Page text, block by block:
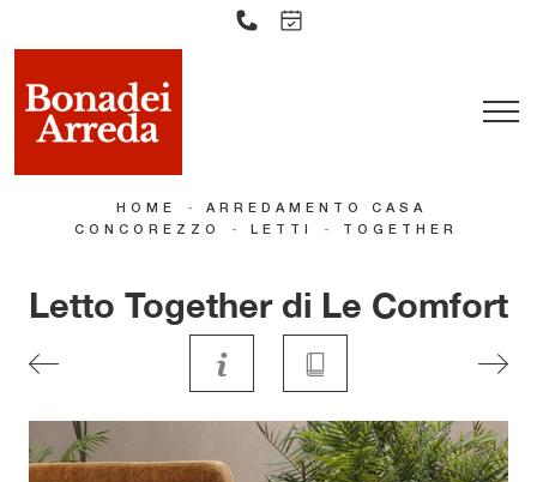
HOME -
ARREDAMENTO CASA
CONCOREZZO
- LETTI - TOGETHER
Letto Together di Le Comfort